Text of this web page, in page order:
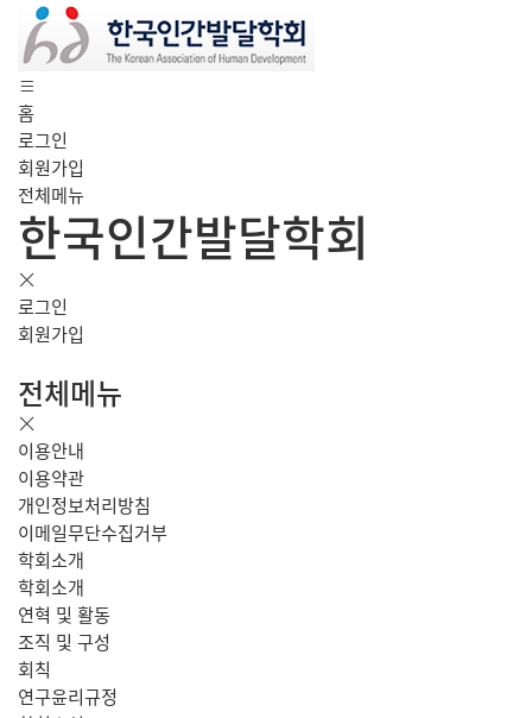
홈
로그인
회원가입
전체메뉴
한국인간발달학회
로그인
회원가입
전체메뉴
이용안내
이용약관
개인정보처리방침
이메일무단수집거부
학회소개
학회소개
연혁 및 활동
조직 및 구성
회칙
연구윤리규정